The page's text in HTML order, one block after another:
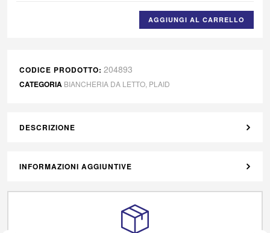
AGGIUNGI AL CARRELLO
CODICE PRODOTTO: 204893
CATEGORIA BIANCHERIA DA LETTO PLAID
DESCRIZIONE
INFORMAZIONI AGGIUNTIVE